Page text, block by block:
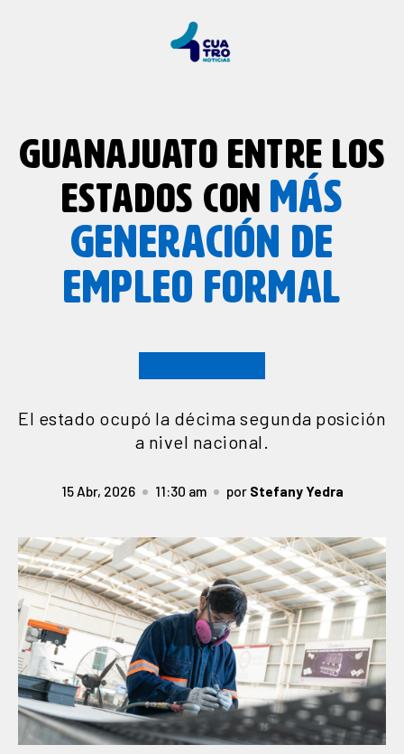
GUANAJUATO ENTRE LOS
ESTADOS CON MÁS
GENERACIÓN DE
EMPLEO FORMAL
El estado ocupó la décima segunda posición
a nivel nacional.
15 Abr, 2026 11:30 am por Stefany Yedra